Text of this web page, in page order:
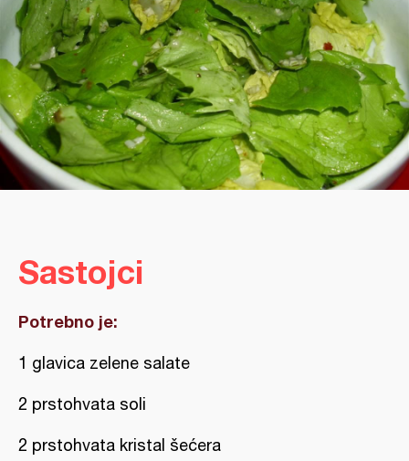
Sastojci
Potrebno je:
1 glavica zelene salate
2 prstohvata soli
2 prstohvata kristal šećera